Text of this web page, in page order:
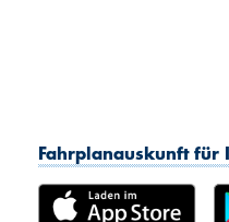
Fahrplanauskunft